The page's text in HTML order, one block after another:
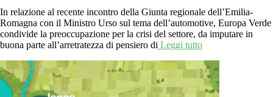
In relazione al recente incontro della Giunta regionale dell’Emilia-
Romagna con il Ministro Urso sul tema dell’automotive, Europa Verde
condivide la preoccupazione per la crisi del settore, da imputare in
buona parte all’arretratezza di pensiero di Leggi tutto